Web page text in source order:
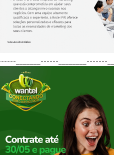
_______------________-------___